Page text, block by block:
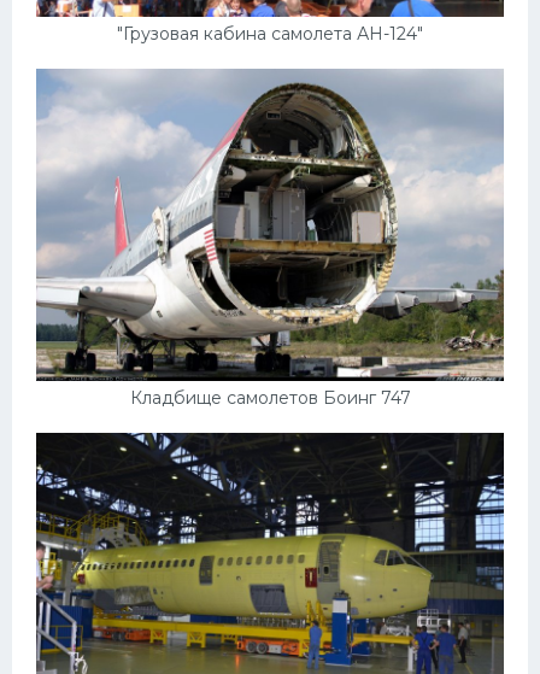
"Грузовая кабина самолета АН-124"
Кладбище самолетов Боинг 747
УРАЛ
Пежо
Гараж
Русские авто
Вольво
БМВ
МАЗ
Мерседес
Фольксваген
Лексус
Дэу
Скания
Форд